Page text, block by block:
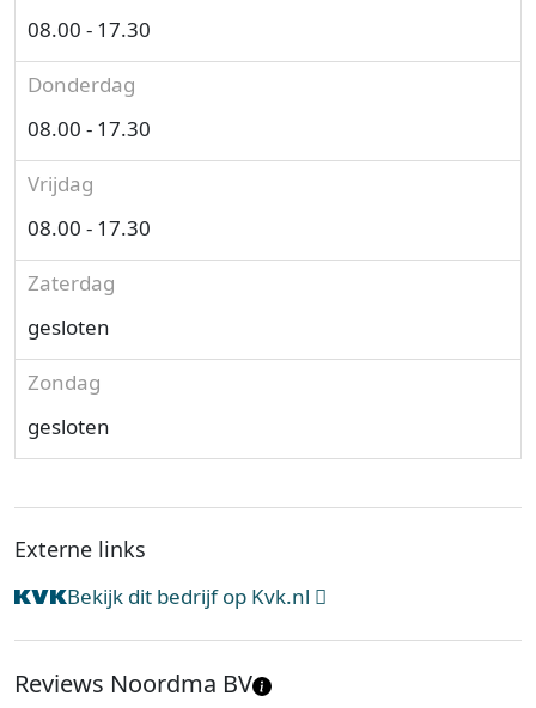
08.00 - 17.30
Donderdag
08.00 - 17.30
Vrijdag
08.00 - 17.30
Zaterdag
gesloten
Zondag
gesloten
Externe links
Bekijk dit bedrijf op Kvk.nl
Reviews Noordma BV